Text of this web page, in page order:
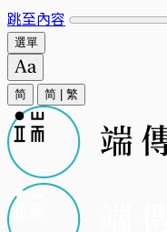
跳至內容
選單
简 简 繁